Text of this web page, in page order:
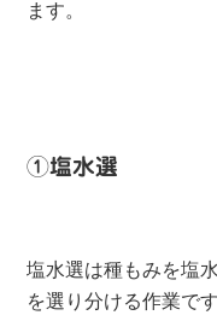
ます。
①塩水選
塩水選は種もみを塩
を選り分ける作業で